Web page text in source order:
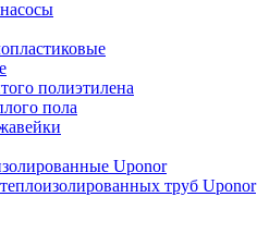
полиэтилена
пола
Uponor
труб Uponor